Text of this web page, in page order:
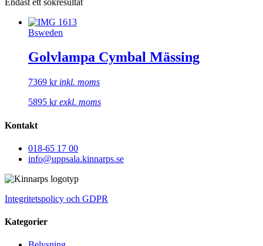
Bsweden
Golvlampa Cymbal Mässing
7369 kr inkl. moms
5895 kr exkl. moms
Kontakt
018-65 17 00
info@uppsala.kinnarps.se
Integritetspolicy och GDPR
Kategorier